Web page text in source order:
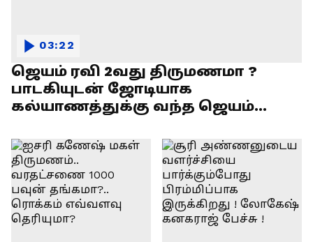
ஜெயம் ரவி 2வது திருமணமா ?
பாடகியுடன் ஜோடியாக
கல்யாணத்துக்கு வந்த ஜெயம்
03:22